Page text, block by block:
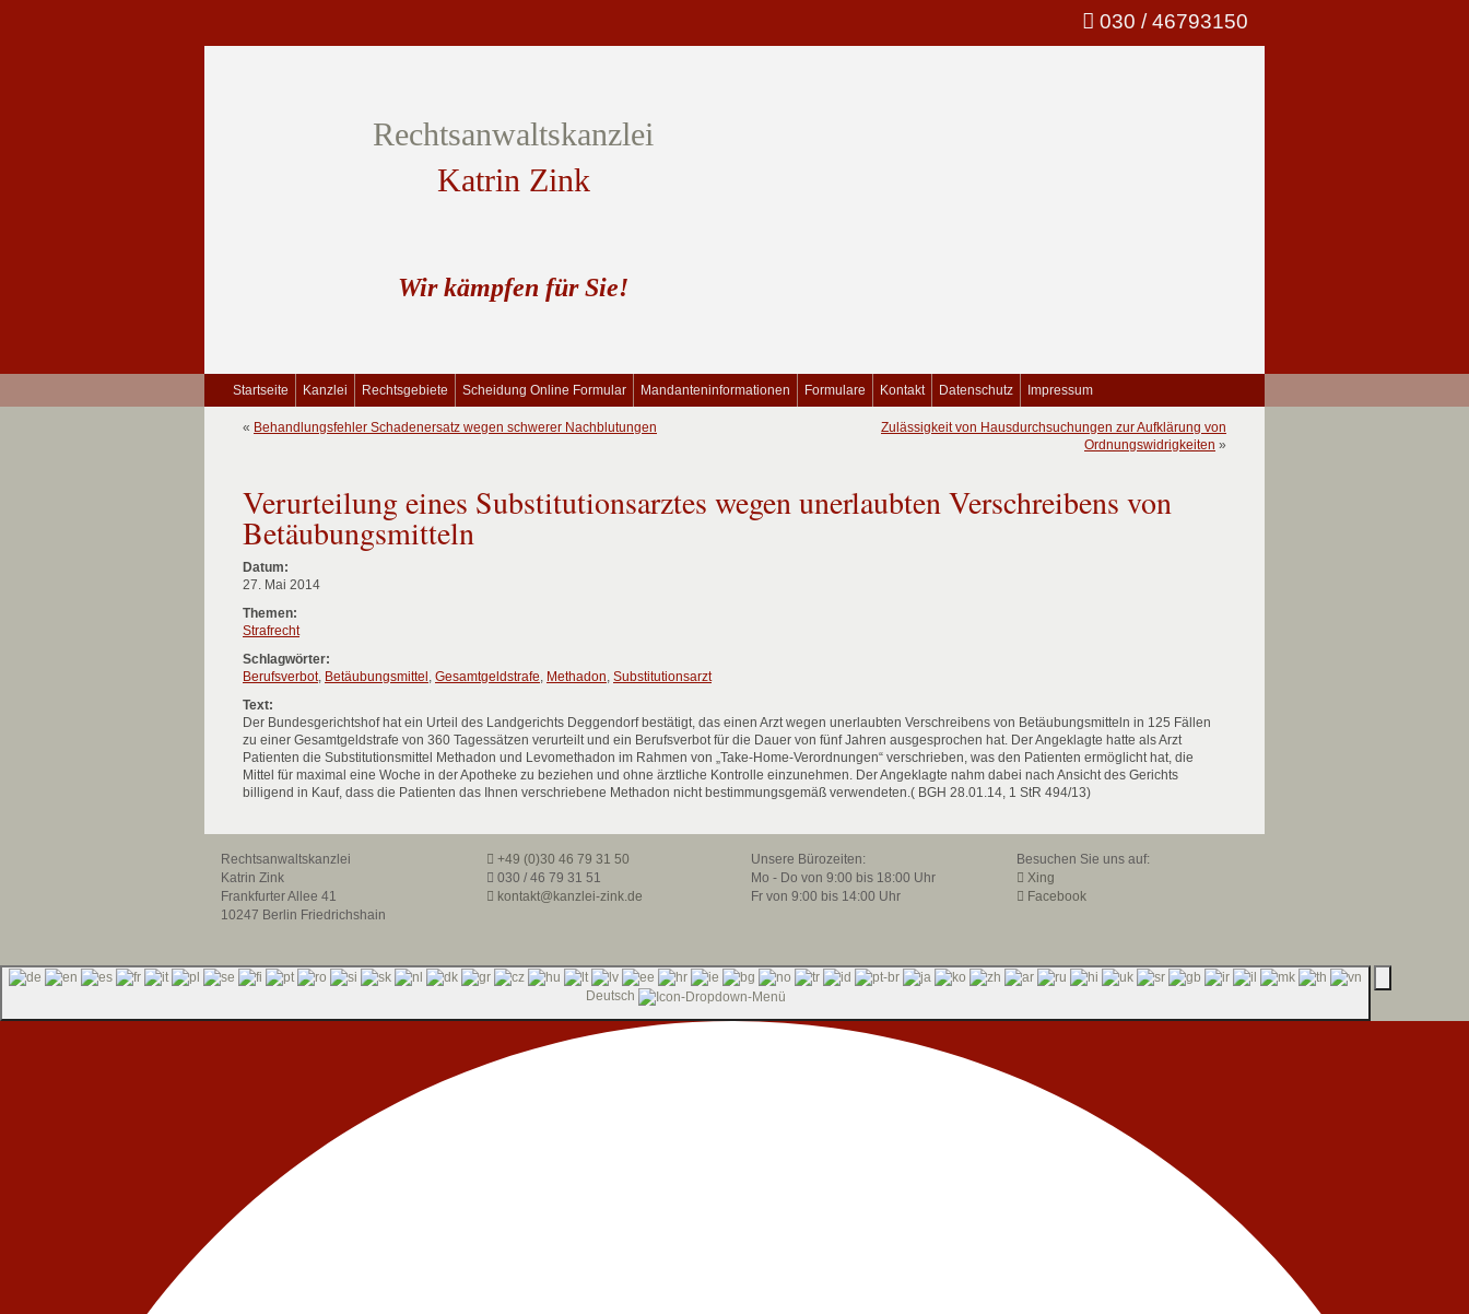
030 / 46793150
Rechtsanwaltskanzlei
Katrin Zink
Wir kämpfen für Sie!
Startseite Kanzlei Rechtsgebiete Scheidung Online Formular Mandanteninformationen Formulare Kontakt Datenschutz Impressum
« Behandlungsfehler Schadenersatz wegen schwerer Nachblutungen
Zulässigkeit von Hausdurchsuchungen zur Aufklärung von
Ordnungswidrigkeiten »
Verurteilung eines Substitutionsarztes wegen unerlaubten Verschreibens von
Betäubungsmitteln
Datum:
27. Mai 2014
Themen:
Strafrecht
Schlagwörter:
Berufsverbot, Betäubungsmittel , Gesamtgeldstrafe, Methadon, Substitutionsarzt
Text:
Der Bundesgerichtshof hat ein Urteil des Landgerichts Deggendorf bestätigt, das einen Arzt wegen unerlaubten Verschreibens von Betäubungsmitteln in 125 Fällen
zu einer Gesamtgeldstrafe von 360 Tagessätzen verurteilt und ein Berufsverbot für die Dauer von fünf Jahren ausgesprochen hat. Der Angeklagte hatte als Arzt
Patienten die Substitutionsmittel Methadon und Levomethadon im Rahmen von „Take-Home-Verordnungen“ verschrieben, was den Patienten ermöglicht hat, die
Mittel für maximal eine Woche in der Apotheke zu beziehen und ohne ärztliche Kontrolle einzunehmen. Der Angeklagte nahm dabei nach Ansicht des Gerichts
billigend in Kauf, dass die Patienten das Ihnen verschriebene Methadon nicht bestimmungsgemäß verwendeten.( BGH 28.01.14, 1 StR 494/13)
Rechtsanwaltskanzlei
Katrin Zink
Frankfurter Allee 41
10247 Berlin Friedrichshain
+49 (0)30 46 79 31 50
030 / 46 79 31 51
kontakt@kanzlei-zink.de
Unsere Bürozeiten:
Mo - Do von 9:00 bis 18:00 Uhr
Fr von 9:00 bis 14:00 Uhr
Besuchen Sie uns auf:
Xing
Facebook
Deutsch